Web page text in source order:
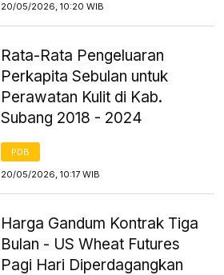
20/05/2026, 10:20 WIB
Rata-Rata Pengeluaran
Perkapita Sebulan untuk
Perawatan Kulit di Kab.
Subang 2018 - 2024
PDB
20/05/2026, 10:17 WIB
Harga Gandum Kontrak Tiga
Bulan - US Wheat Futures
Pagi Hari Diperdagangkan